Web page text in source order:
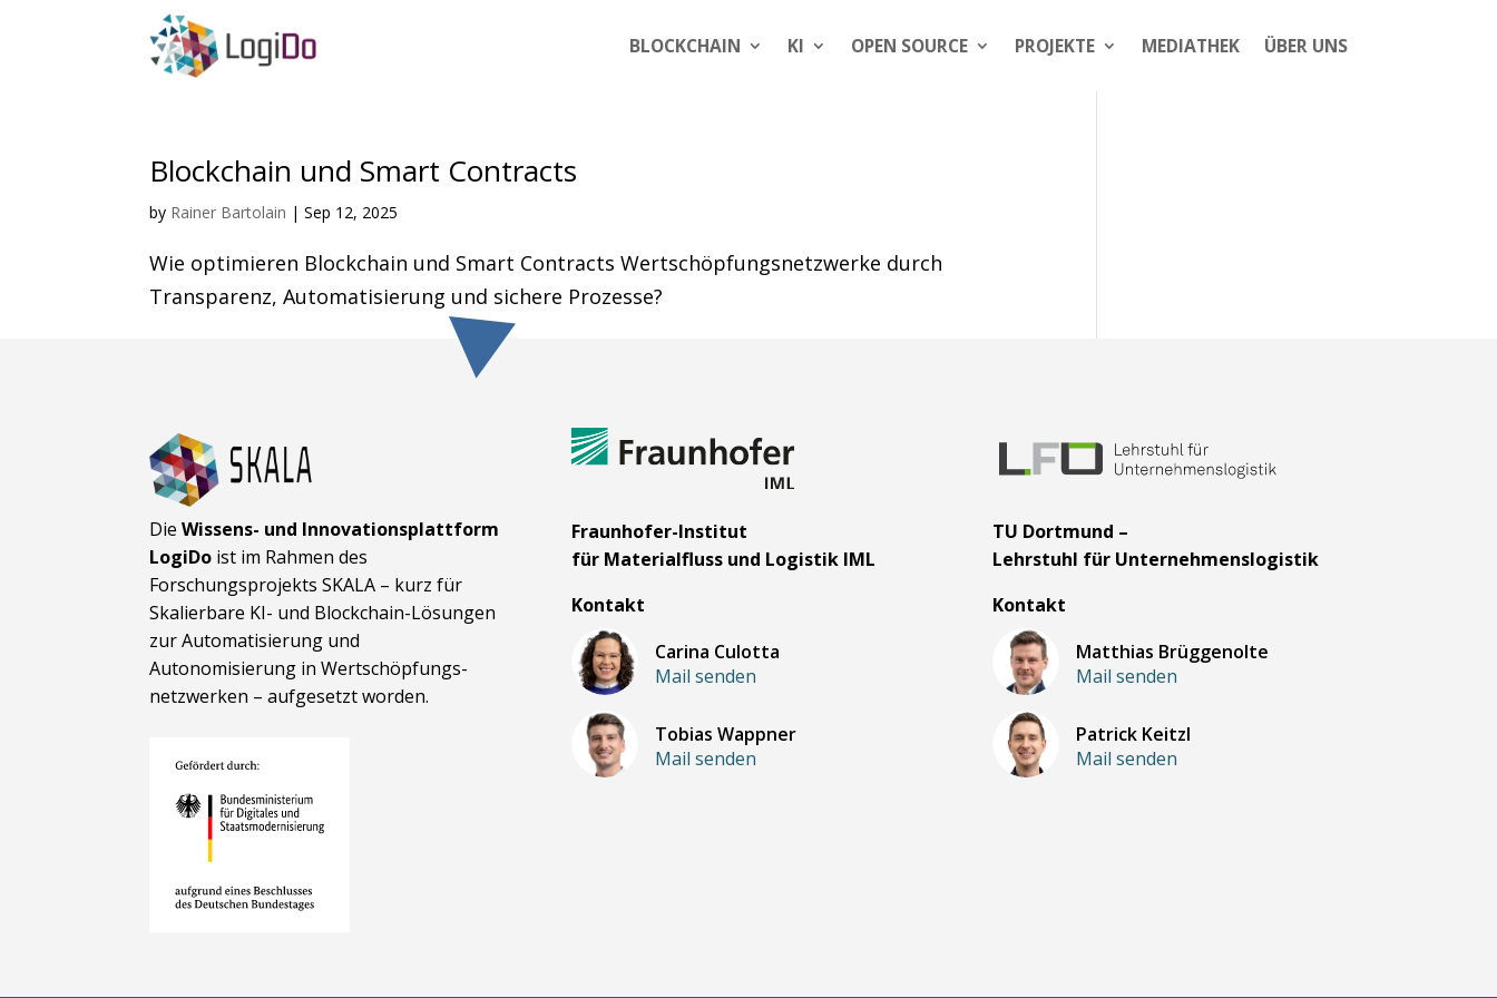
BLOCKCHAIN KI OPEN SOURCE PROJEKTE MEDIATHEK ÜBER UNS
Blockchain und Smart Contracts
by Rainer Bartolain |Sep 12, 2025
Wie optimieren Blockchain und Smart Contracts Wertschöpfungsnetzwerke durch
Transparenz, Automatisierung und sichere Prozesse?
DieWissens- und Innovationsplattform
LogiDo ist im Rahmen des
Forschungsprojekts SKALA – kurz für
Skalierbare KI- und Block­chain-Lösungen
zur Automatisierung und
Autonomisierung in Wert­schöpfungs­
netzwerken – aufgesetzt worden.
Fraunhofer-Institut
für Materialfluss und Logistik IML
Kontakt
Carina Culotta
Mail senden
Tobias Wappner
Mail senden
TU Dortmund –
Lehrstuhl für Unternehmenslogistik
Kontakt
Matthias Brüggenolte
Mail senden
Patrick Keitzl
Mail senden